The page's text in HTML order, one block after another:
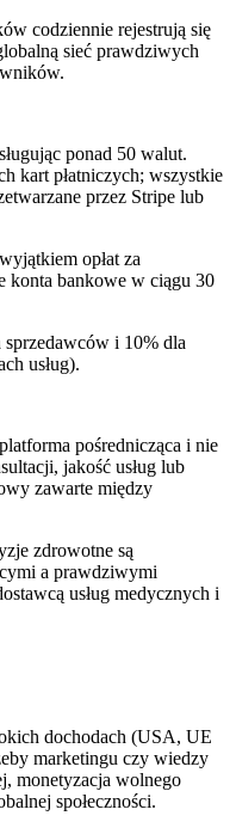
codziennie rejestrują się
sieć prawdziwych
ponad 50 walut.
kart płatniczych; wszystkie
przez Stripe lub
opłat za
konta bankowe w ciągu 30
i 10% dla
usług).
pośrednicząca i nie
jakość usług lub
zawarte między
zdrowotne są
a prawdziwymi
usług medycznych i
dochodach (USA, UE
marketingu czy wiedzy
monetyzacja wolnego
społeczności.